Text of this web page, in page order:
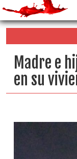
Madre e
en su